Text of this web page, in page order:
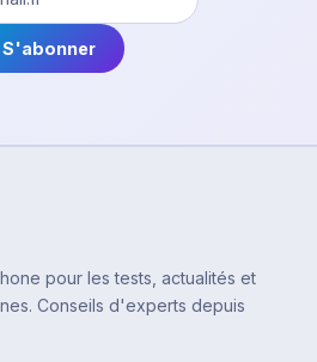
S'abonner
pour les tests, actualités et
Conseils d'experts depuis